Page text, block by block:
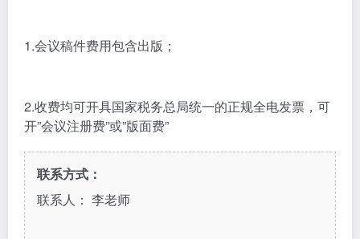
1.会议稿件费用包含出版；
2.收费均可开具国家税务总局统一的正规全电发票，可
开”会议注册费”或”版面费”
联系方式：
联系人： 李老师